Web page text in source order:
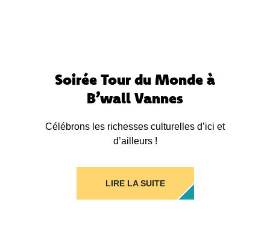
Soirée Tour du Monde à
B’wall Vannes
Célébrons les richesses culturelles d’ici et
d’ailleurs !
LIRE LA SUITE